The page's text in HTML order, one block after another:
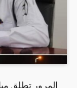
المرور تطلق